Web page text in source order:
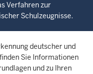
Verfahren zur
Schulzeugnisse.
deutscher und
Sie Informationen
und zu Ihren